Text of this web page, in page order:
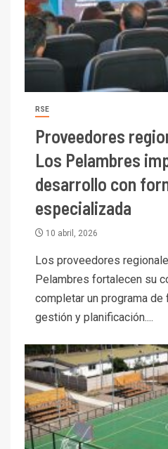
RSE
Proveedores
Los Pelambres
desarrollo con
especializada
10 abril, 2026
Los proveedores
Pelambres fortalecen su
completar un programa
gestión y planificación....